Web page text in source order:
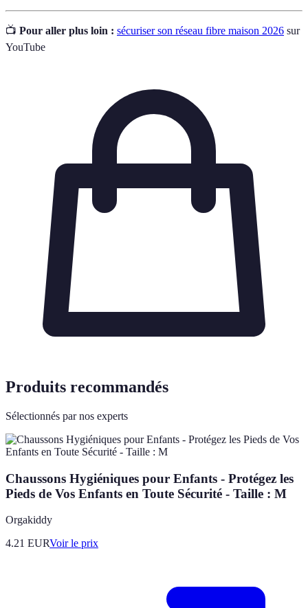
📺 Pour aller plus loin : sécuriser son réseau fibre maison 2026 sur
YouTube
Produits recommandés
Sélectionnés par nos experts
Chaussons Hygiéniques pour Enfants - Protégez les
Pieds de Vos Enfants en Toute Sécurité - Taille : M
Orgakiddy
4.21 EURVoir le prix